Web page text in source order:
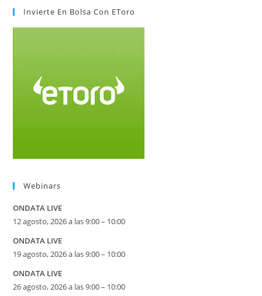
Invierte En Bolsa Con EToro
Webinars
ONDATA LIVE
12 agosto, 2026 a las 9:00 – 10:00
ONDATA LIVE
19 agosto, 2026 a las 9:00 – 10:00
ONDATA LIVE
26 agosto, 2026 a las 9:00 – 10:00